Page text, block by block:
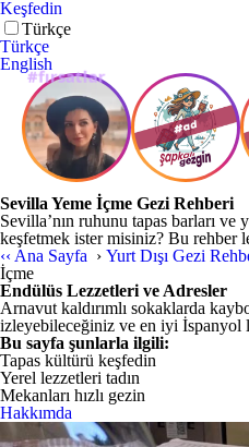
Keşfedin
Türkçe
Türkçe
English
Sevilla Yeme İçme Gezi Rehberi
Sevilla’nın ruhunu tapas barları ve
keşfetmek ister misiniz? Bu rehber
‹‹ Ana Sayfa › Yurt Dışı Gezi
İçme
Endülüs Lezzetleri ve Adresler
Arnavut kaldırımlı sokaklarda
izleyebileceğiniz ve en iyi İspanyol
Bu sayfa şunlarla ilgili:
Tapas kültürü keşfedin
Yerel lezzetleri tadın
Mekanları hızlı gezin
Hakkımda